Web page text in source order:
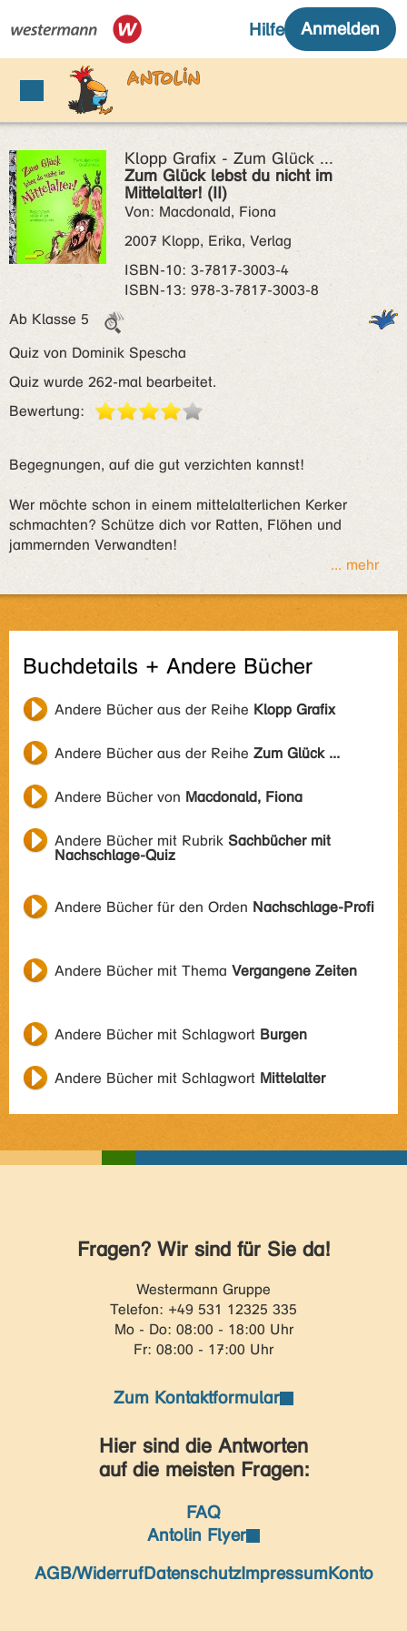
Klopp Grafix - Zum Glück ...
Zum Glück lebst du nicht im
Mittelalter! (II)
Von: Macdonald, Fiona
2007 Klopp, Erika, Verlag
ISBN‑10: 3-7817-3003-4
ISBN‑13: 978-3-7817-3003-8
Ab Klasse 5
Quiz von Dominik Spescha
Quiz wurde 262-mal bearbeitet.
Bewertung:
Begegnungen, auf die gut verzichten kannst!
Wer möchte schon in einem mittelalterlichen Kerker
schmachten? Schütze dich vor Ratten, Flöhen und
jammernden Verwandten!
... mehr
Buchdetails + Andere Bücher
Andere Bücher aus der Reihe Klopp Grafix
Andere Bücher aus der Reihe Zum Glück ...
Andere Bücher von Macdonald, Fiona
Andere Bücher mit Rubrik Sachbücher mit
Nachschlage-Quiz
Andere Bücher für den Orden Nachschlage-Profi
Andere Bücher mit Thema Vergangene Zeiten
Andere Bücher mit Schlagwort Burgen
Andere Bücher mit Schlagwort Mittelalter